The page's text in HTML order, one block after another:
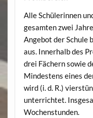
Alle Schülerinnen
gesamten zwei
Angebot der Schule
aus. Innerhalb des
drei Fächern sowie
Mindestens eines
wird (i. d. R.)
unterrichtet.
Wochenstunden.